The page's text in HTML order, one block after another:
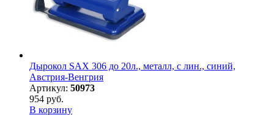
Дырокол SAX 306 до 20л., металл, с лин., синий,
Австрия-Венгрия
Артикул: 50973
954 руб.
В корзину